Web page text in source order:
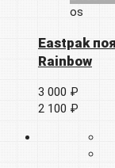
os
Eastpak
Rainbow
3 000 ₽
2 100 ₽